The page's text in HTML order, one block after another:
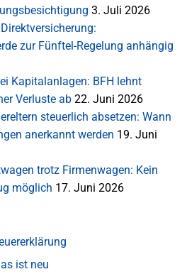
3. Juli 2026
zur Fünftel-Regelung anhängig
Kapitalanlagen: BFH lehnt
Verluste ab 22. Juni 2026
steuerlich absetzen: Wann
anerkannt werden 19. Juni
trotz Firmenwagen: Kein
möglich 17. Juni 2026
ist neu